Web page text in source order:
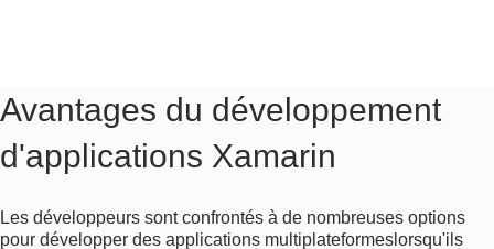
ANALYSE
DE
ET
Avantages du développement
d'applications Xamarin
Les développeurs sont confrontés à de nombreuses options
pour développer des applications multiplateformes lorsqu'ils